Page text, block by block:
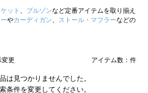
ット ブルゾンなど定番アイテムを取り揃え
やカーディガン ストール・マフラーなどの
変更 アイテム数： 件
は見つかりませんでした。
条件を変更してください。